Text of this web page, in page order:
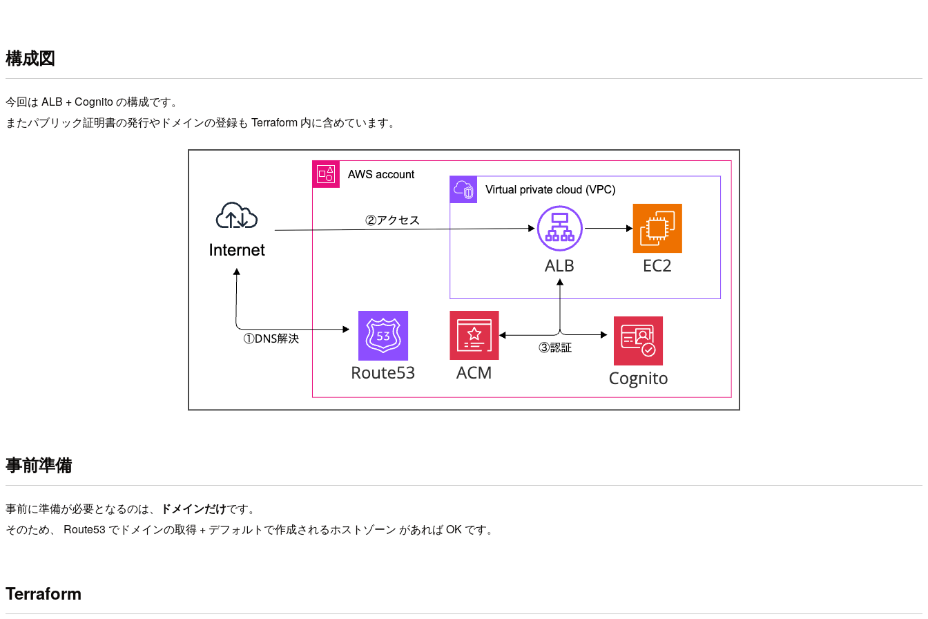
構成図
今回は ALB + Cognito の構成です。
またパブリック証明書の発行やドメインの登録も Terraform 内に含めています。
事前準備
事前に準備が必要となるのは、 ドメインだけです。
そのため、 Route53 でドメインの取得 + デフォルトで作成されるホストゾーン があれば OK です。
Terraform